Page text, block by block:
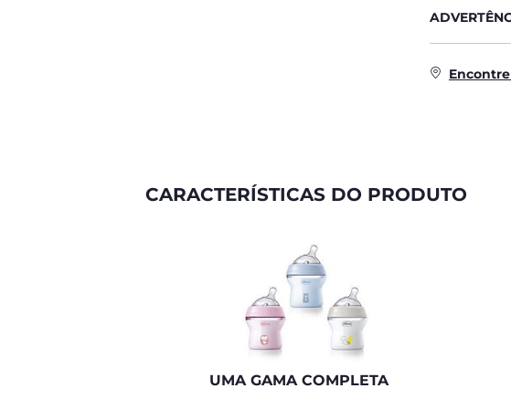
CARACTERÍSTICAS DO PRODUTO
UMA GAMA COMPLETA